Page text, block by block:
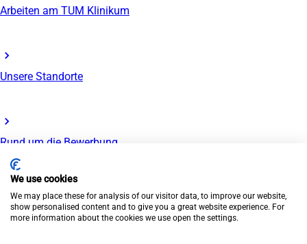
Arbeiten am TUM Klinikum
Unsere Standorte
Rund um die Bewerbung
© TUM Klinikum 2026
ImpressumDatenschutzBarrierefreiheitPresse
We use cookies
We may place these for analysis of our visitor data, to improve our website,
show personalised content and to give you a great website experience. For
more information about the cookies we use open the settings.